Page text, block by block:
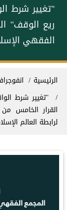
"تغيير شرط
الفقهي
مسار التنقل
الرئيسية
"تغيير شرط
لرابطة العالم